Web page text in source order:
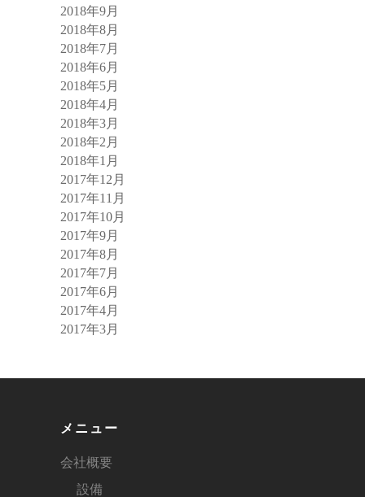
2018年9月
2018年8月
2018年7月
2018年6月
2018年5月
2018年4月
2018年3月
2018年2月
2018年1月
2017年12月
2017年11月
2017年10月
2017年9月
2017年8月
2017年7月
2017年6月
2017年4月
2017年3月
メニュー
会社概要
設備